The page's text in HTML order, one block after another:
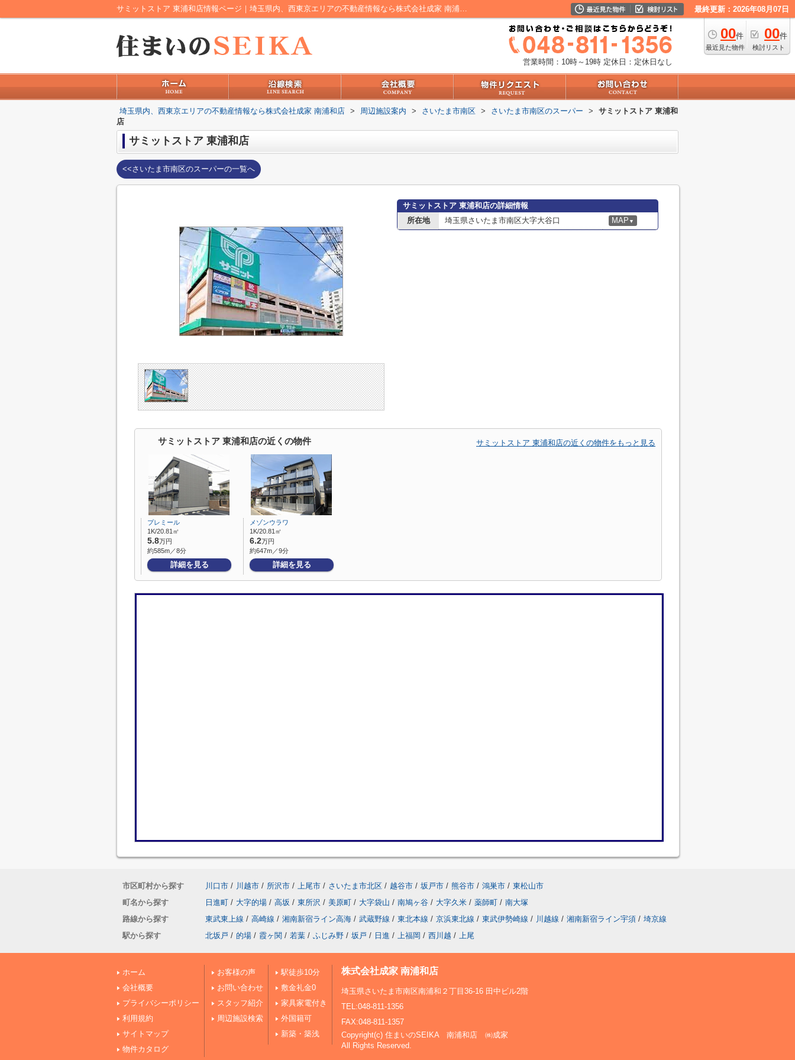
サミットストア 東浦和店情報ページ｜埼玉県内、西東京エリアの不動産情報なら株式会社成家 南浦和店 最終更新：2026年08月07日
00件
最近見た物件
00件
検討リスト
営業時間：10時～19時 定休日：定休日なし
埼玉県内、西東京エリアの不動産情報なら株式会社成家 南浦和店 > 周辺施設案内 > さいたま市南区 > さいたま市南区のスーパー >
サミットストア 東浦和
店
サミットストア 東浦和店
<<さいたま市南区のスーパーの一覧へ
サミットストア 東浦和店の詳細情報
所在地
埼玉県さいたま市南区大字大谷口 MAP ▼
サミットストア 東浦和店の近くの物件 サミットストア 東浦和店の近くの物件をもっと見る
プレミール
1K/20.81㎡
5.8万円
約585m／8分
詳細を見る
メゾンウラワ
1K/20.81㎡
6.2万円
約647m／9分
詳細を見る
市区町村から探す 川口市 / 川越市 / 所沢市 / 上尾市 / さいたま市北区 / 越谷市 / 坂戸市 / 熊谷市 / 鴻巣市 / 東松山市
町名から探す
日進町 / 大字的場 / 高坂 / 東所沢 / 美原町 / 大字袋山 / 南鳩ヶ谷 / 大字久米 / 薬師町 / 南大塚
路線から探す
東武東上線 / 高崎線 / 湘南新宿ライン高海 / 武蔵野線 / 東北本線 / 京浜東北線 / 東武伊勢崎線 / 川越線 / 湘南新宿ライン宇須 / 埼京線
駅から探す
北坂戸 / 的場 / 霞ヶ関 / 若葉 / ふじみ野 / 坂戸 / 日進 / 上福岡 / 西川越 / 上尾
ホーム
会社概要
プライバシーポリシー
利用規約
サイトマップ
物件カタログ
お客様の声
お問い合わせ
スタッフ紹介
周辺施設検索
駅徒歩10分
敷金礼金0
家具家電付き
外国籍可
新築・築浅
株式会社成家 南浦和店
埼玉県さいたま市南区南浦和２丁目36-16 田中ビル2階
TEL:048-811-1356
FAX:048-811-1357
Copyright(c) 住まいのSEIKA 南浦和店 ㈱成家
All Rights Reserved.